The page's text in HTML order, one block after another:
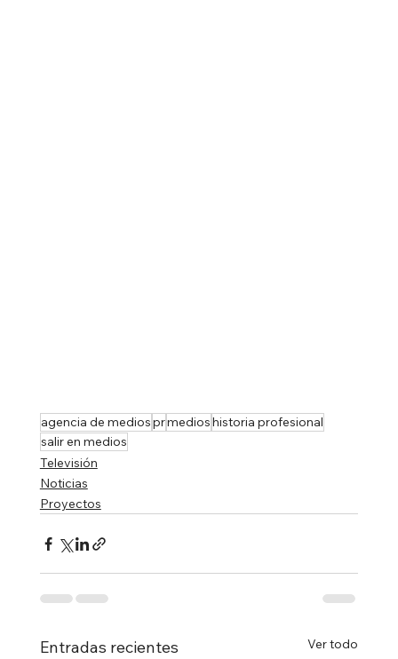
agencia de mediosprmedioshistoria profesional
salir en medios
Televisión
Noticias
Proyectos
Entradas recientes Ver todo